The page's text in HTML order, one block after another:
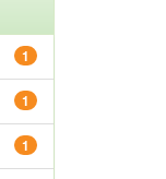
1
1
1